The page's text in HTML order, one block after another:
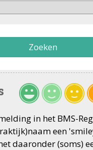
Zoeken
in het BMS-
een
daaronder (soms)